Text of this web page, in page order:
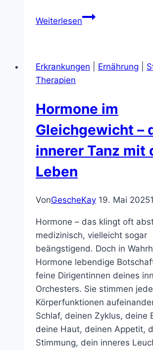
WeiterlesenWarum
Schlaf
wie
ihn
beruhigst
Erkrankungen Ernährung
Therapien
Hormone im
Gleichgewicht –
innerer Tanz mit
Leben
VonGescheKay 19. Mai 2025
Hormone – das klingt oft
medizinisch, vielleicht sogar
beängstigend. Doch in
Hormone lebendige
feine Dirigentinnen deines
Orchesters. Sie stimmen
Körperfunktionen
Schlaf, deinen Zyklus, deine
deine Haut, deinen Appetit,
Stimmung, dein inneres